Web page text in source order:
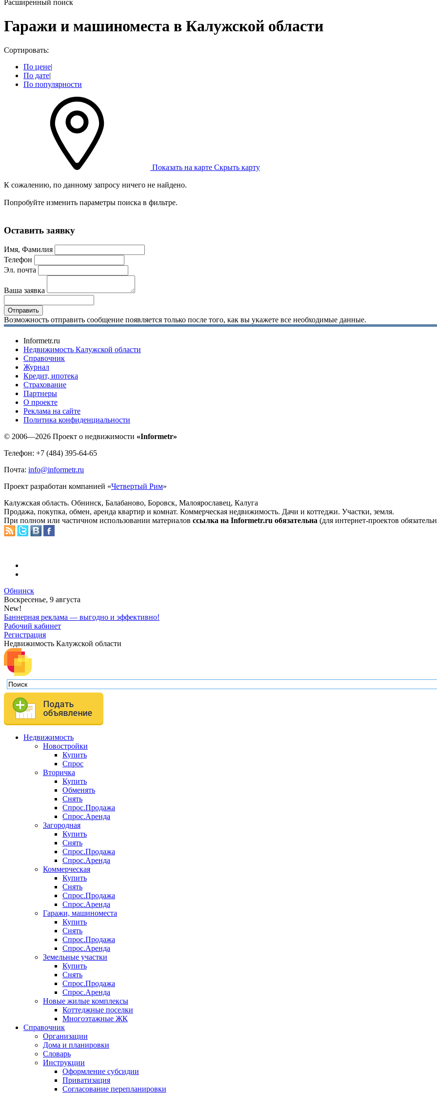
Расширенный поиск
Гаражи и машиноместа в Калужской области
Сортировать:
По цене|
По дате|
По популярности
Показать на карте Скрыть карту
К сожалению, по данному запросу ничего не найдено.
Попробуйте изменить параметры поиска в фильтре.
Оставить заявку
Имя, Фамилия
Телефон
Эл. почта
Ваша заявка
Возможность отправить сообщение появляется только после того, как вы укажете все необходимые данные.
Informetr.ru
Недвижимость Калужской области
Справочник
Журнал
Кредит, ипотека
Страхование
Партнеры
O проекте
Реклама на сайте
Политика конфиденциальности
© 2006—2026 Проект о недвижимости «Informetr»
Телефон: +7 (484) 395-64-65
Почта: info@informetr.ru
Проект разработан компанией «Четвертый Рим»
Калужская область. Обнинск, Балабаново, Боровск, Малоярославец, Калуга
Продажа, покупка, обмен, аренда квартир и комнат. Коммерческая недвижимость. Дачи и коттеджи. Участки, земля.
При полном или частичном использовании материалов ссылка на Informetr.ru обязательна (для интернет-проектов
Обнинск
Воскресенье, 9 августа
New!
Баннерная реклама — выгодно и эффективно!
Рабочий кабинет
Регистрация
Недвижимость Калужской области
Недвижимость
Новостройки
Купить
Спрос
Вторичка
Купить
Обменять
Снять
Спрос.Продажа
Спрос.Аренда
Загородная
Купить
Снять
Спрос.Продажа
Спрос.Аренда
Коммерческая
Купить
Снять
Спрос.Продажа
Спрос.Аренда
Гаражи, машиноместа
Купить
Снять
Спрос.Продажа
Спрос.Аренда
Земельные участки
Купить
Снять
Спрос.Продажа
Спрос.Аренда
Новые жилые комплексы
Коттеджные поселки
Многоэтажные ЖК
Справочник
Организации
Дома и планировки
Словарь
Инструкции
Оформление субсидии
Приватизация
Согласование перепланировки